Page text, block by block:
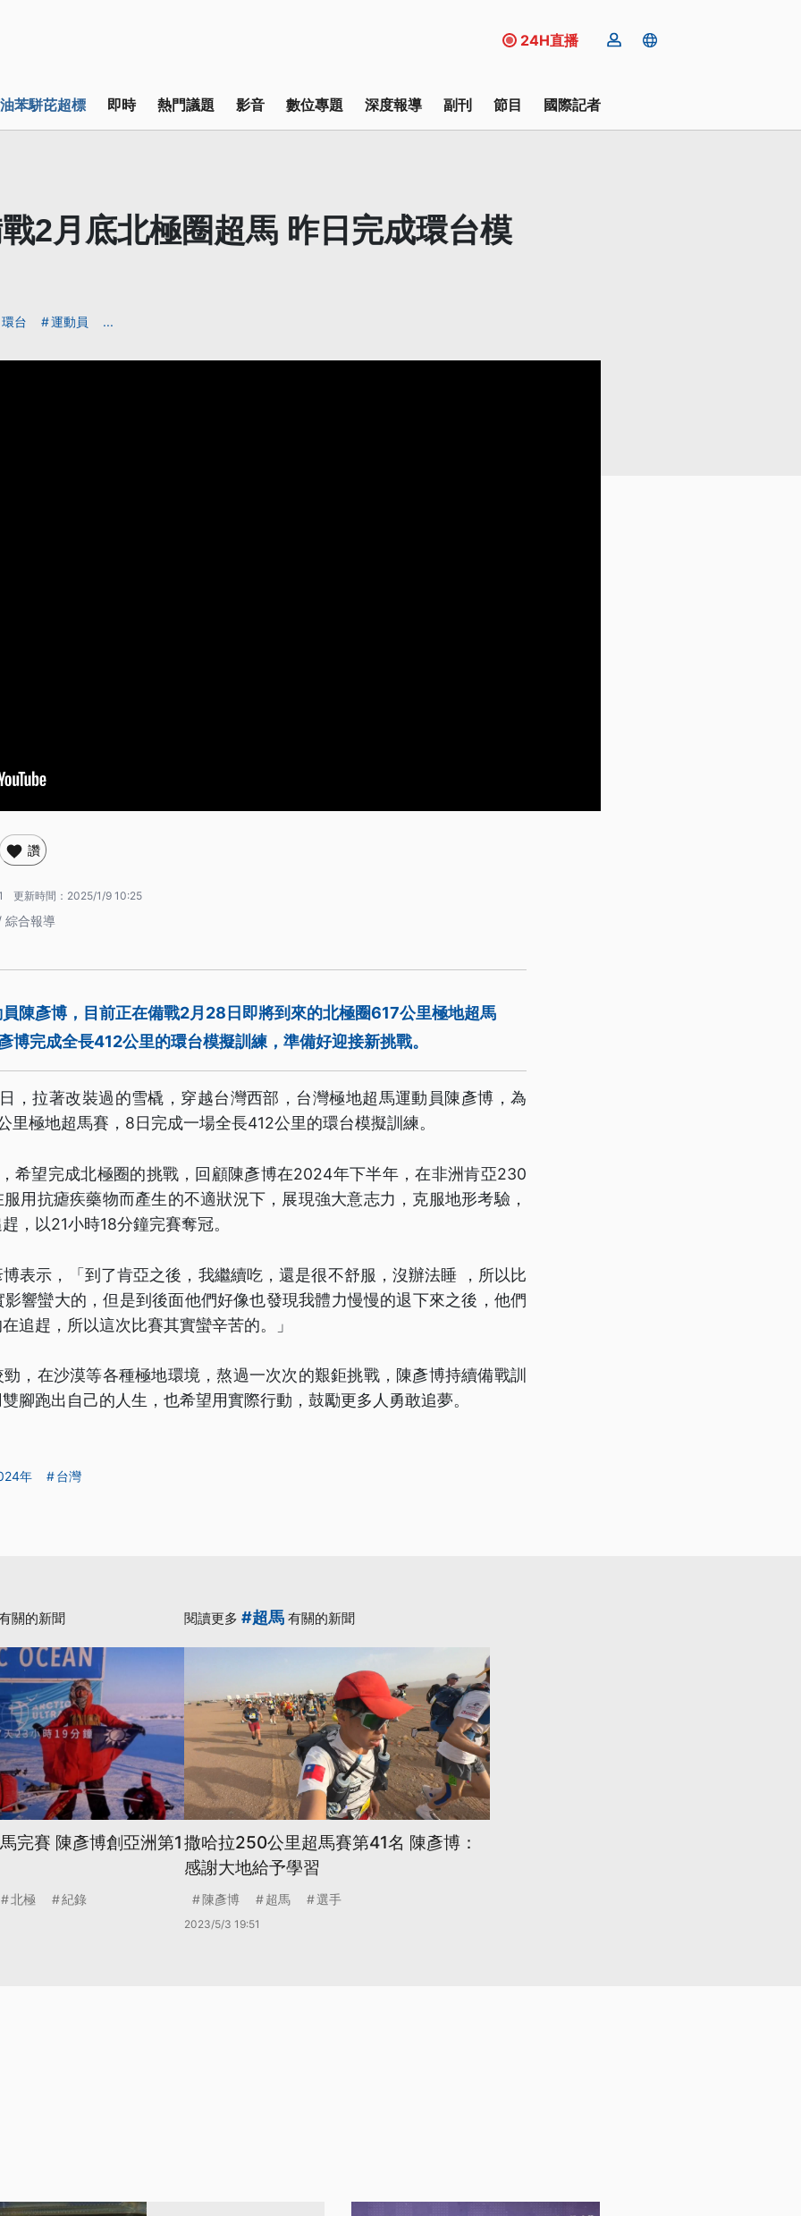
24H直播
苯駢芘超標 即時 熱門議題 影音 數位專題 深度報導 副刊 節目 國際記者
2月底北極圈超馬 昨日完成環台模
環台 運動員 ...
讚
更新時間： 2025/1/9 10:25
綜合報導
陳彥博，目前正在備戰2月28日即將到來的北極圈617公里極地超馬
博完成全長412公里的環台模擬訓練，準備好迎接新挑戰。
，拉著改裝過的雪橇，穿越台灣西部，台灣極地超馬運動員陳彥博，為
里極地超馬賽，8日完成一場全長412公里的環台模擬訓練。
希望完成北極圈的挑戰，回顧陳彥博在2024年下半年，在非洲肯亞230
用抗瘧疾藥物而產生的不適狀況下，展現強大意志力，克服地形考驗，
，以21小時18分鐘完賽奪冠。
表示，「到了肯亞之後，我繼續吃，還是很不舒服，沒辦法睡 ，所以比
響蠻大的，但是到後面他們好像也發現我體力慢慢的退下來之後，他們
追趕，所以這次比賽其實蠻辛苦的。」
，在沙漠等各種極地環境，熬過一次次的艱鉅挑戰，陳彥博持續備戰訓
腳跑出自己的人生，也希望用實際行動，鼓勵更多人勇敢追夢。
年 台灣
關的新聞
完賽 陳彥博創亞洲第1
北極 紀錄
閱讀更多 #超馬 有關的新聞
撒哈拉250公里超馬賽第41名 陳彥博：
感謝大地給予學習
陳彥博 超馬 選手
2023/5/3 19:51